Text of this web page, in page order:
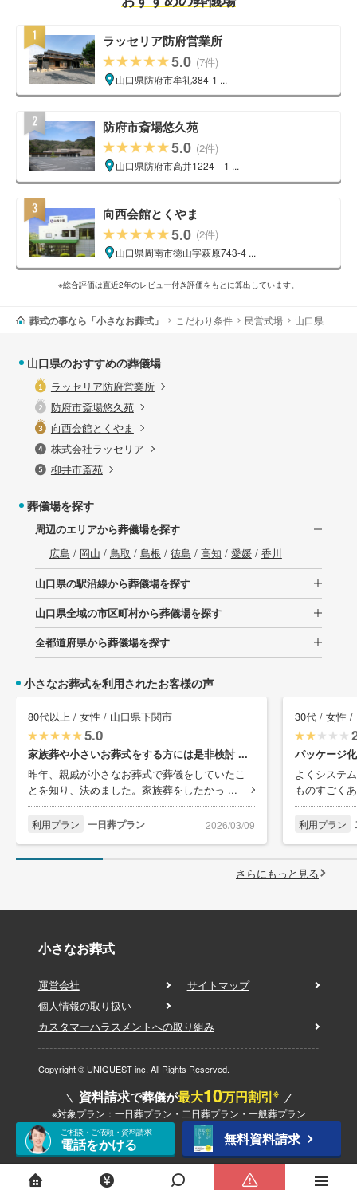
ラッセリア防府営業所
5.0 (7件)
山口県防府市牟礼384-1 ...
防府市斎場悠久苑
5.0 (2件)
山口県防府市高井1224－1 ...
向西会館とくやま
5.0 (2件)
山口県周南市徳山字萩原743-4 ...
※総合評価は直近2年のレビュー付き評価をもとに算出しています。
葬式の事なら「小さなお葬式」 こだわり条件 民営式場 山口県
山口県のおすすめの葬儀場
ラッセリア防府営業所
防府市斎場悠久苑
向西会館とくやま
株式会社ラッセリア
柳井市斎苑
葬儀場を探す
周辺のエリアから葬儀場を探す
広島 / 岡山 / 鳥取 / 島根 / 徳島 / 高知 / 愛媛/ 香川
山口県の駅沿線から葬儀場を探す
山口県全域の市区町村から葬儀場を探す
全都道府県から葬儀場を探す
小さなお葬式を利用されたお客様の声
80代以上 / 女性 / 山口県下関市
5.0
家族葬や小さいお葬式をする方には是非検討 ...
昨年、親戚が小さなお葬式で葬儀をしていたこ
とを知り、決めました。家族葬をしたかっ ...
利用プラン 一日葬プラン 2026/03/09
30代 / 女性 /
パッケージ
よくシステ
ものすごく
利用プラン
さらにもっと見る
小さなお葬式
運営会社
サイトマップ
個人情報の取り扱い
カスタマーハラスメントへの取り組み
Copyright © UNIQUEST inc. All Rights Reserved.
資料請求で葬儀が最大10万円割引※
※対象プラン：一日葬プラン・二日葬プラン・一般葬プラン
ご相談・ご依頼・資料請求
電話をかける 無料資料請求